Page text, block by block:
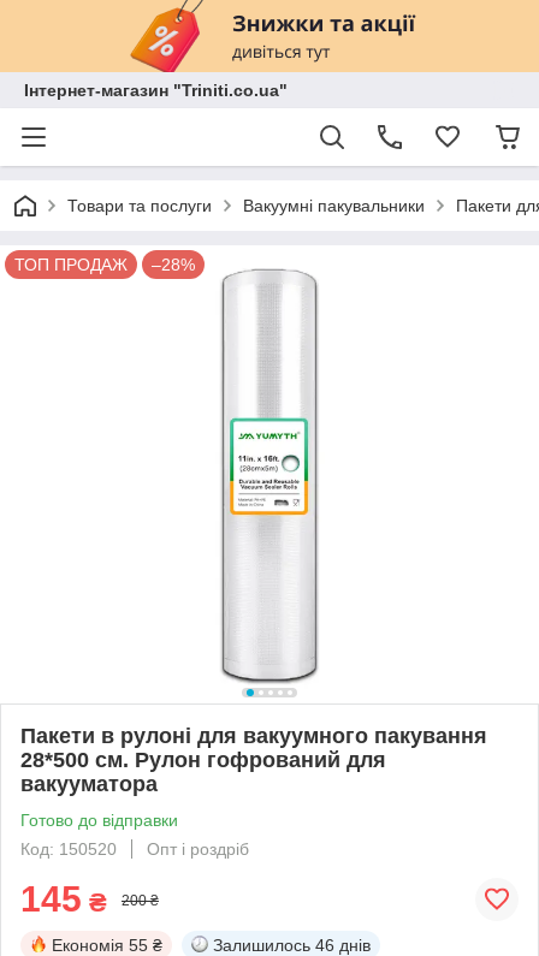
Інтернет-магазин "Triniti.co.ua"
Товари та послуги Вакуумні пакувальники Пакети
ТОП ПРОДАЖ –28%
Пакети в рулоні для вакуумного пакування
28*500 см. Рулон гофрований для
вакууматора
Готово до відправки
Код: 150520
Опт і роздріб
145 ₴ 200 ₴
Економія 55 ₴ Залишилось 46 днів